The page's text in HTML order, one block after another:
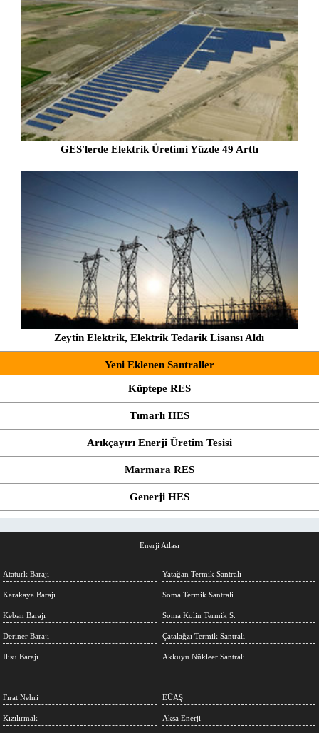
GES'lerde Elektrik Üretimi Yüzde 49 Arttı
Zeytin Elektrik, Elektrik Tedarik Lisansı Aldı
Yeni Eklenen Santraller
Küptepe RES
Tımarlı HES
Arıkçayırı Enerji Üretim Tesisi
Marmara RES
Generji HES
Enerji Atlası
Atatürk Barajı
Karakaya Barajı
Keban Barajı
Deriner Barajı
Ilısu Barajı
Yatağan Termik Santrali
Soma Termik Santrali
Soma Kolin Termik S.
Çatalağzı Termik Santrali
Akkuyu Nükleer Santrali
Fırat Nehri
Kızılırmak
EÜAŞ
Aksa Enerji